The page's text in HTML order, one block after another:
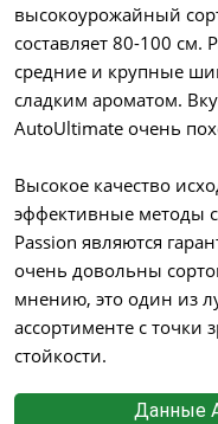
высокоурожайный
составляет 80-100 см.
средние и крупные
сладким ароматом.
AutoUltimate очень
Высокое качество
эффективные методы
Passion являются
очень довольны
мнению, это один из
ассортименте с точки
стойкости.
Данные